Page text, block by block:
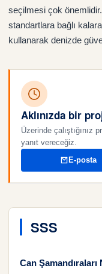
seçilmesi çok
standartlara bağlı
kullanarak denizde
Aklınızda bir
Üzerinde çalıştığınız
yanıt vereceğiz.
E-posta
SSS
Can Şamandıraları